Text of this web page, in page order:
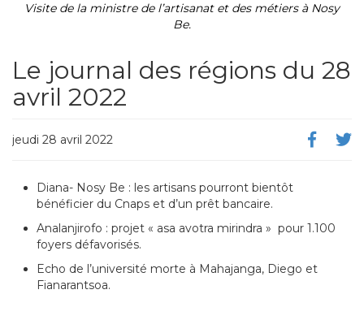
Visite de la ministre de l’artisanat et des métiers à Nosy
Be.
Le journal des régions du 28
avril 2022
jeudi 28 avril 2022
Diana- Nosy Be : les artisans pourront bientôt
bénéficier du Cnaps et d’un prêt bancaire.
Analanjirofo : projet « asa avotra mirindra » pour 1.100
foyers défavorisés.
Echo de l’université morte à Mahajanga, Diego et
Fianarantsoa.